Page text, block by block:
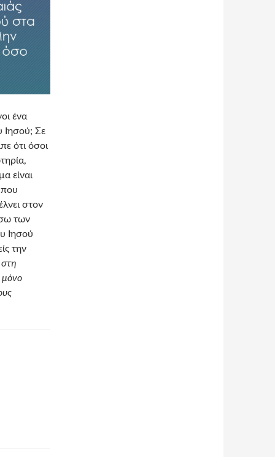
ένα
Ιησού; Σε
ότι όσοι
είναι
που
στον
των
Ιησού
την
μόνο